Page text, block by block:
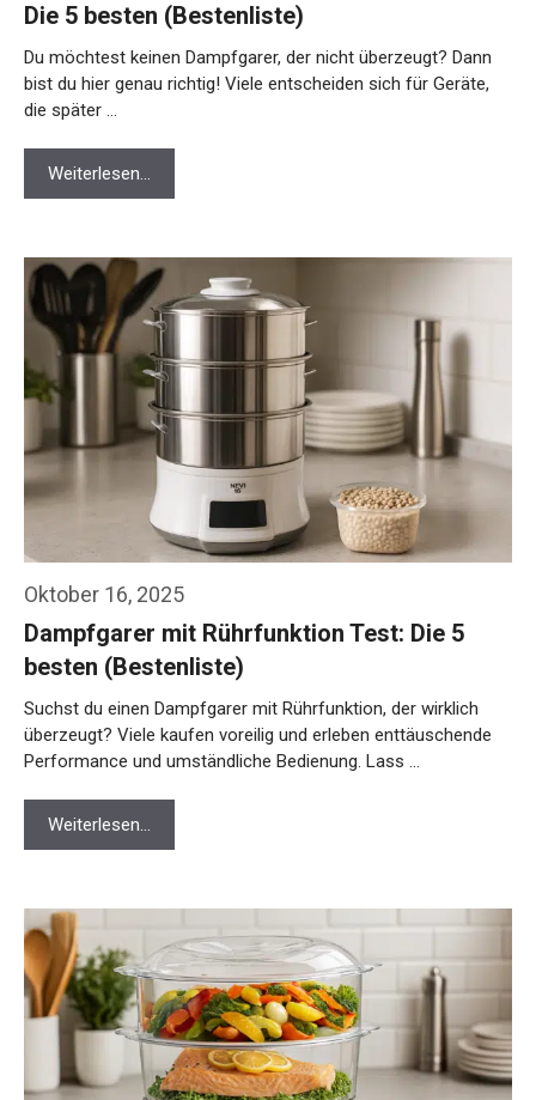
Die 5 besten (Bestenliste)
Du möchtest keinen Dampfgarer, der nicht überzeugt? Dann
bist du hier genau richtig! Viele entscheiden sich für Geräte,
die später …
Weiterlesen…
Oktober 16, 2025
Dampfgarer mit Rührfunktion Test: Die 5
besten (Bestenliste)
Suchst du einen Dampfgarer mit Rührfunktion, der wirklich
überzeugt? Viele kaufen voreilig und erleben enttäuschende
Performance und umständliche Bedienung. Lass …
Weiterlesen…